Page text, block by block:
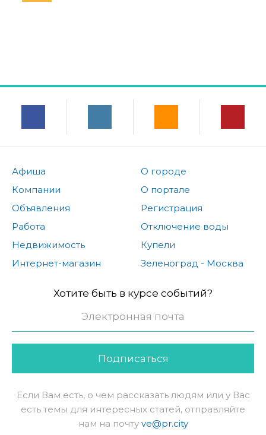
Афиша
Компании
Объявления
Работа
Недвижимость
Интернет-магазин
О городе
О портале
Регистрация
Отключение воды
Купели
Зеленоград - Москва
Хотите быть в курсе событий?
Подписаться
Если Вам есть, о чем рассказать людям или у Вас
есть темы для интересных статей, отправляйте
нам на почту ve@pr.city